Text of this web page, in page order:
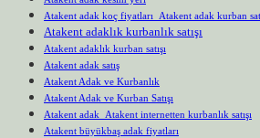
Atakent adak koç fiyatları Atakent adak kurban
Atakent adaklık kurbanlık satışı
Atakent adaklık kurban satışı
Atakent adak satış
Atakent Adak ve Kurbanlık
Atakent Adak ve Kurban Satışı
Atakent adak Atakent internetten kurbanlık satışı
Atakent büyükbaş adak fiyatları